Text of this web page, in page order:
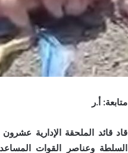
متابعة: أ.ر
السلطة وعناصر القوات